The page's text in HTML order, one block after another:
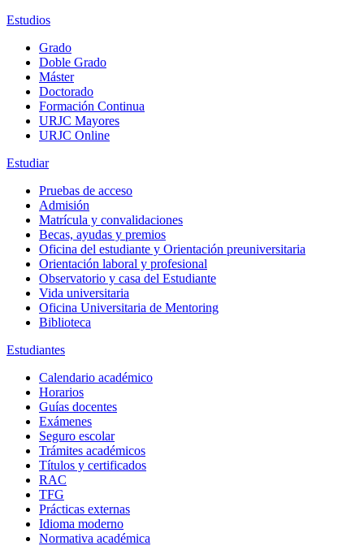
Estudios
Grado
Doble Grado
Máster
Doctorado
Formación Continua
URJC Mayores
URJC Online
Estudiar
Pruebas de acceso
Admisión
Matrícula y convalidaciones
Becas, ayudas y premios
Oficina del estudiante y Orientación preuniversitaria
Orientación laboral y profesional
Observatorio y casa del Estudiante
Vida universitaria
Oficina Universitaria de Mentoring
Biblioteca
Estudiantes
Calendario académico
Horarios
Guías docentes
Exámenes
Seguro escolar
Trámites académicos
Títulos y certificados
RAC
TFG
Prácticas externas
Idioma moderno
Normativa académica